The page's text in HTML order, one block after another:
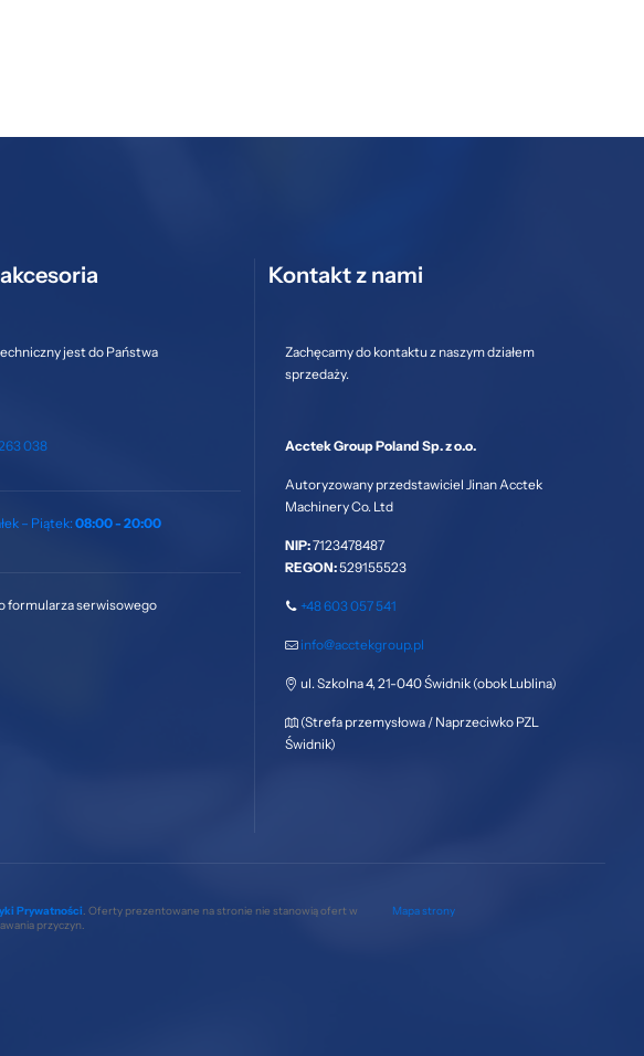
jest do Państwa
038
– Piątek: 08:00 - 20:00
formularza serwisowego
Kontakt z nami
Zachęcamy do kontaktu z naszym działem
sprzedaży.
Acctek Group Poland Sp. z o.o.
Autoryzowany przedstawiciel Jinan Acctek
Machinery Co. Ltd
NIP:7123478487
REGON:529155523
+48 603 057 541
info@acctekgroup.pl
ul. Szkolna 4, 21-040 Świdnik (obok Lublina)
(Strefa przemysłowa / Naprzeciwko PZL
Świdnik)
Prywatności. Oferty prezentowane na stronie nie stanowią ofert w
przyczyn.
Mapa strony